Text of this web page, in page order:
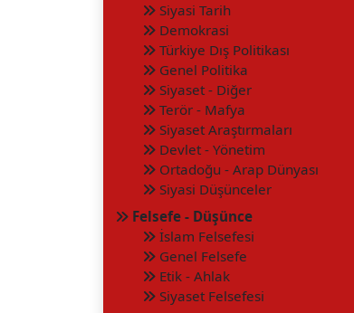
Siyasi Tarih
Demokrasi
Türkiye Dış Politikası
Genel Politika
Siyaset - Diğer
Terör - Mafya
Siyaset Araştırmaları
Devlet - Yönetim
Ortadoğu - Arap Dünyası
Siyasi Düşünceler
Felsefe - Düşünce
İslam Felsefesi
Genel Felsefe
Etik - Ahlak
Siyaset Felsefesi